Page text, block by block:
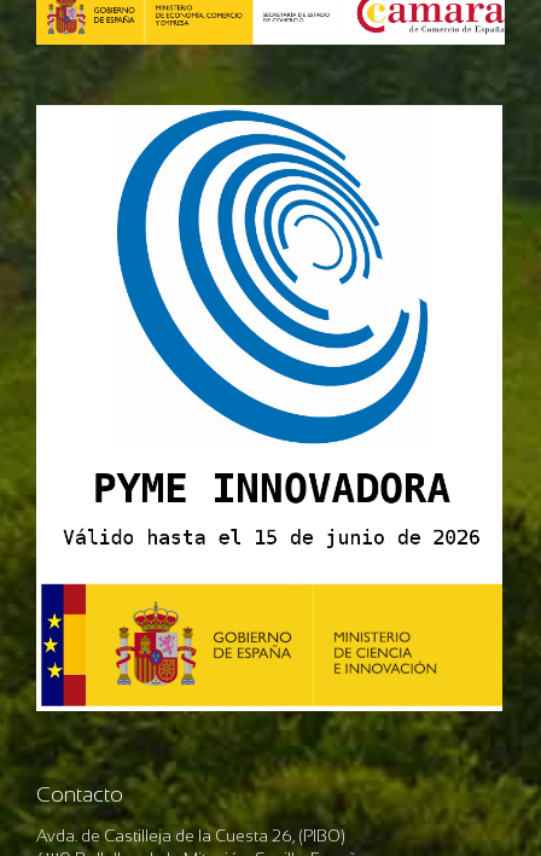
Contacto
Avda. de Castilleja de la Cuesta 26, (PIBO)